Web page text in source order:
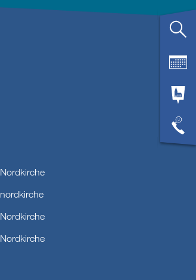
Nordkirche
nordkirche
Nordkirche
Nordkirche